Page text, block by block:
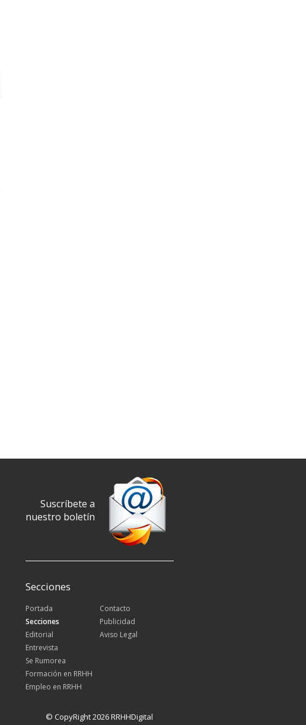
Suscríbete a
nuestro boletín
Secciones
Portada
Secciones
Editorial
Entrevista
Se Rumorea
Formación en RRHH
Empleo en RRHH
Contacto
Publicidad
Aviso Legal
© CopyRight 2026 RRHHDigital